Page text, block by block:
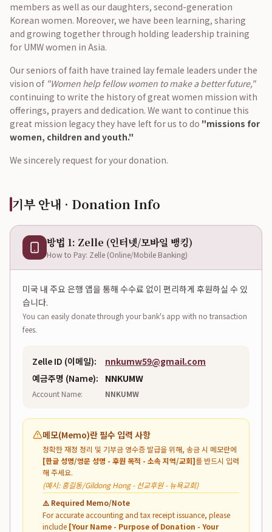
members as well as our daughters, second-generation
Korean women. Moreover, we have been learning, sharing
and growing together through holding leadership training
for UMW women in Asia.
Our seniors of faith have trained lay female leaders under the
vision of "Women help fellow women to make a better future,"
continuing to write the history of great women mission with
offerings, prayers and dedication. We want to continue this
great mission legacy they have left for us to do "missions for
women, children and youth."
We sincerely request for your donation.
기부 안내 · Donation Info
방법 1: Zelle (인터넷/모바일 뱅킹)
How to Pay: Zelle (Online/Mobile Banking)
미국 내 주요 은행 앱을 통해 수수료 없이 편리하게 후원하실 수 있
습니다.
You can easily donate through your bank's app with no transaction
fees.
Zelle ID (이메일):
nnkumw59@gmail.com
예금주명 (Name):
NNKUMW
Account Name: NNKUMW
메모(Memo)란 필수 입력 사항
정확한 재정 정리 및 기부금 영수증 발급을 위해, 송금 시 메모란에
[한글 성명/영문 성명 - 후원 목적 - 소속 지역/교회]를 반드시 입력
해 주세요.
(예시: 홍길동/Gildong Hong - 선교후원 - 뉴욕교회)
⚠️ Required Memo/Note
For accurate accounting and tax receipt issuance, please
include [Your Name - Purpose of Donation - Your